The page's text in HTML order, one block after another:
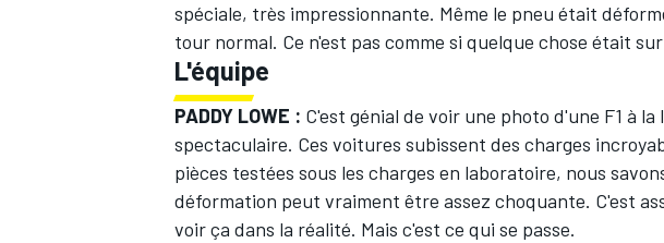
spéciale, très impressionnante. Même le pneu était
tour normal. Ce n'est pas comme si quelque chose était
L'équipe
PADDY LOWE : C'est génial de voir une photo d'une F1 à
spectaculaire. Ces voitures subissent des charges
pièces testées sous les charges en laboratoire, nous
déformation peut vraiment être assez choquante. C'est
voir ça dans la réalité. Mais c'est ce qui se passe.